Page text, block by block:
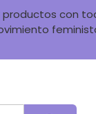
con